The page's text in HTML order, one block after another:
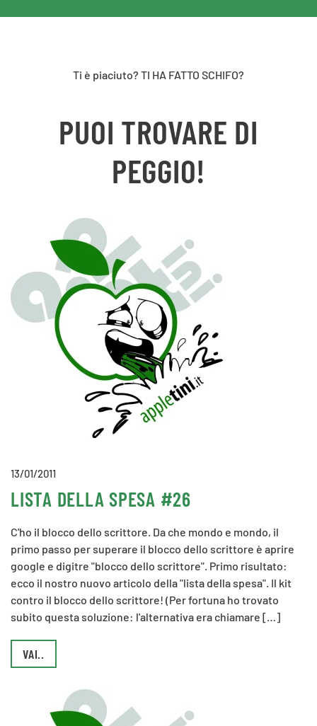
Ti è piaciuto? TI HA FATTO SCHIFO?
PUOI TROVARE DI
PEGGIO!
13/01/2011
LISTA DELLA SPESA #26
C'ho il blocco dello scrittore. Da che mondo e mondo, il
primo passo per superare il blocco dello scrittore è aprire
google e digitre "blocco dello scrittore". Primo risultato:
ecco il nostro nuovo articolo della "lista della spesa". Il kit
contro il blocco dello scrittore! (Per fortuna ho trovato
subito questa soluzione: l'alternativa era chiamare […]
VAI..